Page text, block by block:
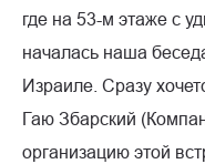
где на 53-м этаже с
началась наша
Израиле. Сразу
Гаю Збарский
организацию этой